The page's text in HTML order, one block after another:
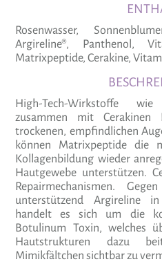
Rosenwasser,
Argireline®, Panthenol,
Matrixpeptide, Cerakine,
High-Tech-Wirkstoffe
zusammen mit
trockenen, empfindlichen
können Matrixpeptide die
Kollagenbildung wieder
Hautgewebe unterstützen.
Repairmechanismen.
unterstützend Argireline
handelt es sich um die
Botulinum Toxin, welches
Hautstrukturen dazu
Mimikfältchen sichtbar zu